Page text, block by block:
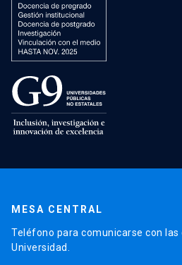
MESA CENTRAL
Teléfono para comunicarse con
Universidad.